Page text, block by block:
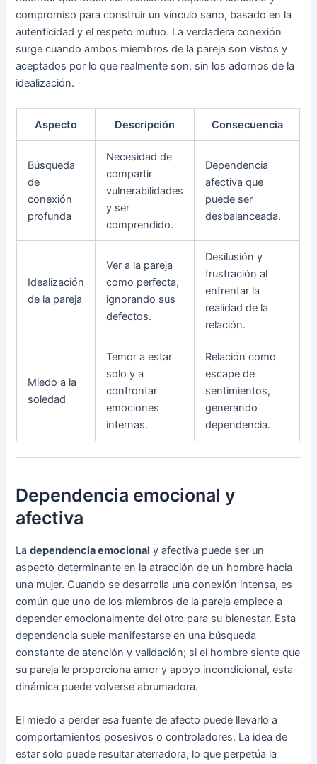
compromiso para construir un vínculo sano, basado en la
autenticidad y el respeto mutuo. La verdadera conexión
surge cuando ambos miembros de la pareja son vistos y
aceptados por lo que realmente son, sin los adornos de la
idealización.
Aspecto Descripción Consecuencia
Búsqueda
de
conexión
profunda
Necesidad de
compartir
vulnerabilidades
y ser
comprendido.
Dependencia
afectiva que
puede ser
desbalanceada.
Idealización
de la pareja
Ver a la pareja
como perfecta,
ignorando sus
defectos.
Desilusión y
frustración al
enfrentar la
realidad de la
relación.
Miedo a la
soledad
Temor a estar
solo y a
confrontar
emociones
internas.
Relación como
escape de
sentimientos,
generando
dependencia.
Dependencia emocional y
afectiva
Ladependencia emocional y afectiva puede ser un
aspecto determinante en la atracción de un hombre hacia
una mujer. Cuando se desarrolla una conexión intensa, es
común que uno de los miembros de la pareja empiece a
depender emocionalmente del otro para su bienestar. Esta
dependencia suele manifestarse en una búsqueda
constante de atención y validación; si el hombre siente que
su pareja le proporciona amor y apoyo incondicional, esta
dinámica puede volverse abrumadora.
El miedo a perder esa fuente de afecto puede llevarlo a
comportamientos posesivos o controladores. La idea de
estar solo puede resultar aterradora, lo que perpetúa la